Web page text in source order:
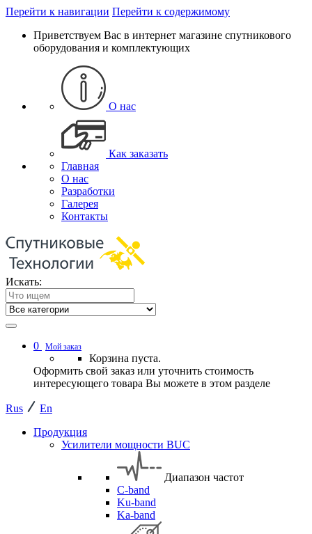
Перейти к навигации Перейти к содержимому
Приветствуем Вас в интернет магазине спутникового
оборудования и комплектующих
О нас
Как заказать
Главная
О нас
Разработки
Галерея
Контакты
Искать:
0 Мой заказ
Корзина пуста.
Оформить свой заказ или уточнить стоимость
интересующего товара Вы можете в этом разделе
Rus
En
Продукция
Усилители мощности BUC
Диапазон частот
C-band
Ku-band
Ka-band